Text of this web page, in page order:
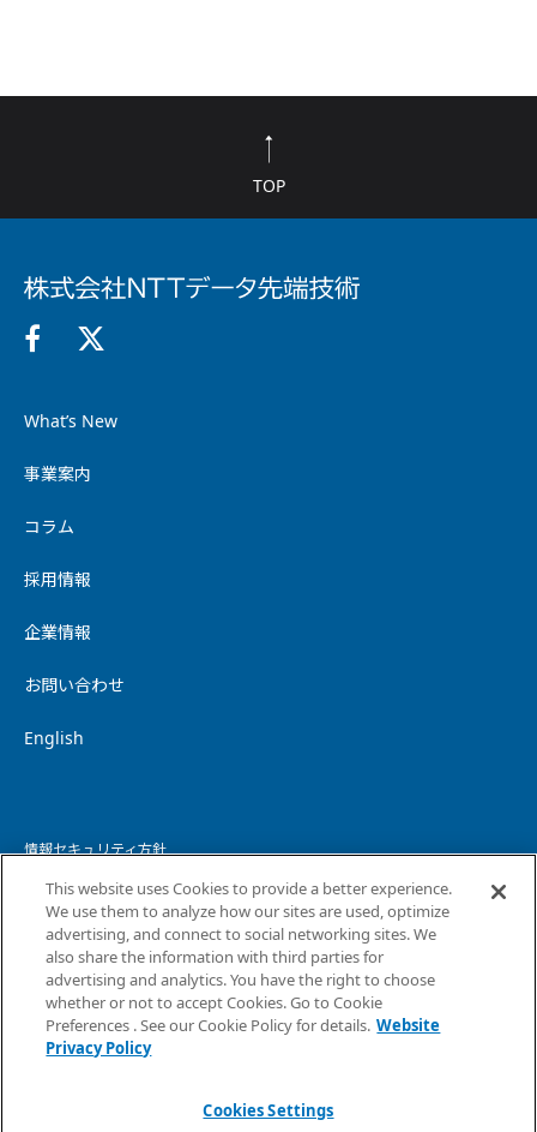
TOP
What’s New
事業案内
コラム
採用情報
企業情報
お問い合わせ
English
情報セキュリティ方針
個人情報保護方針
個人情報の取り扱いについて
ウェブサイトプライバシーポリシー
コピーライト・免責事項
This website uses Cookies to provide a better experience.
We use them to analyze how our sites are used, optimize
advertising, and connect to social networking sites. We
also share the information with third parties for
advertising and analytics. You have the right to choose
whether or not to accept Cookies. Go to Cookie
Preferences . See our Cookie Policy for details. Website
Privacy Policy
Cookies Settings